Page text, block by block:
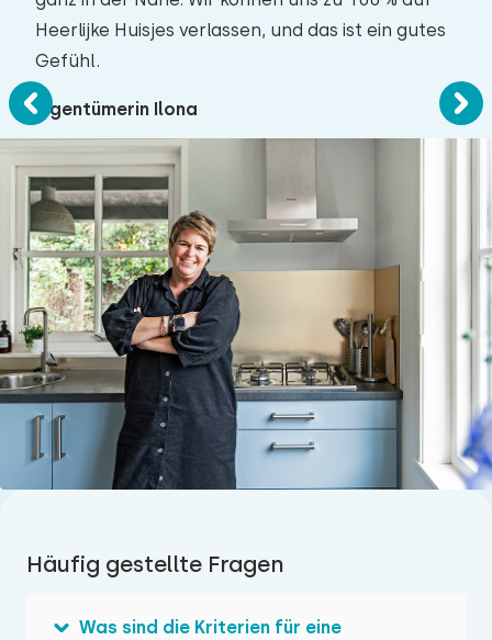
Heerlijke Huisjes verlassen, und das ist ein gutes
Gefühl.
Eigentümerin Ilona
Häufig gestellte Fragen
Was sind die Kriterien für eine